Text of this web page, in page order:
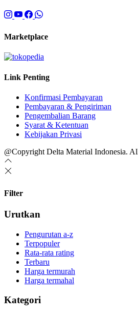
Marketplace
Link Penting
Konfirmasi Pembayaran
Pembayaran & Pengiriman
Pengembalian Barang
Syarat & Ketentuan
Kebijakan Privasi
@Copyright Delta Material Indonesia.
Filter
Urutkan
Pengurutan a-z
Terpopuler
Rata-rata rating
Terbaru
Harga termurah
Harga termahal
Kategori